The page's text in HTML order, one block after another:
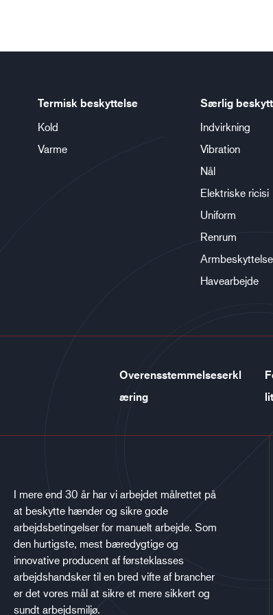
Termisk beskyttelse
Kold
Varme
Særlig
Indvirkning
Vibration
Nål
Elektriske ricisi
Uniform
Renrum
Armbeskyttelse
Havearbejde
Overensstemmelseserkl
æring
I mere end 30 år har vi arbejdet målrettet på
at beskytte hænder og sikre gode
arbejdsbetingelser for manuelt arbejde. Som
den hurtigste, mest bæredygtige og
innovative producent af førsteklasses
arbejdshandsker til en bred vifte af brancher
er det vores mål at sikre et mere sikkert og
sundt arbejdsmiljø.